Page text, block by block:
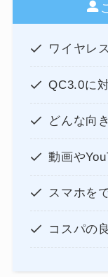
ワイヤレ
QC3.0に
どんな向
動画や
スマホを
コスパの